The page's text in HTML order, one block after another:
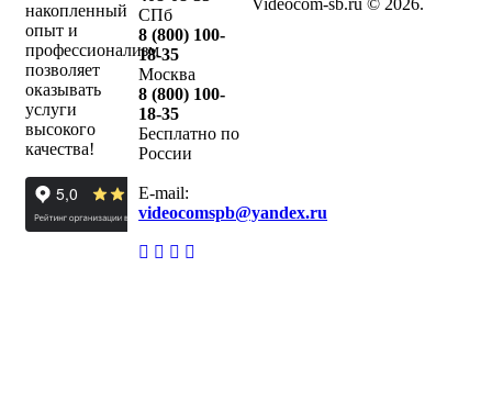
накопленный
опыт и
профессионализм
позволяет
оказывать
услуги
высокого
качества!
СПб
8 (800) 100-
18-35
Москва
8 (800) 100-
18-35
Бесплатно по
России
E-mail:
videocomspb@yandex.ru